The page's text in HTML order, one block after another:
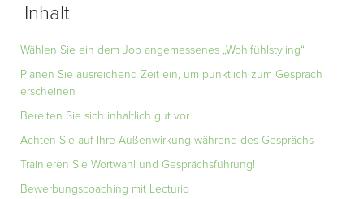
Inhalt
Wählen Sie ein dem Job angemessenes „Wohlfühlstyling“
Planen Sie ausreichend Zeit ein, um pünktlich zum Gespräch
erscheinen
Bereiten Sie sich inhaltlich gut vor
Achten Sie auf Ihre Außenwirkung während des Gesprächs
Trainieren Sie Wortwahl und Gesprächsführung!
Bewerbungscoaching mit Lecturio